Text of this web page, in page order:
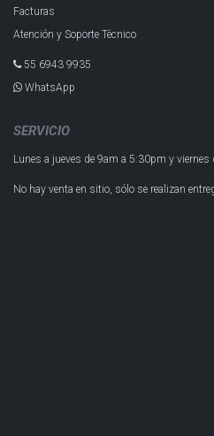
Facturas
Atención y Soporte Técnico
55 6943 993​5
WhatsApp
SERVICIO
Lunes a jueves de 9am a 5:30pm y viernes
No hay venta en sitio, sólo se realizan